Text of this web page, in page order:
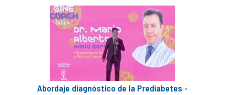
Abordaje diagnóstico de la Prediabetes -